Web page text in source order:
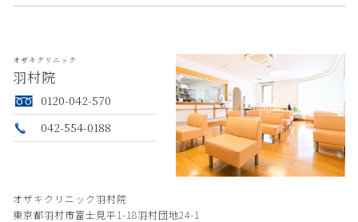
オザキクリニック
羽村院
0120-042-570
042-554-0188
オザキクリニック羽村院
東京都羽村市富士見平1-18羽村団地24-1